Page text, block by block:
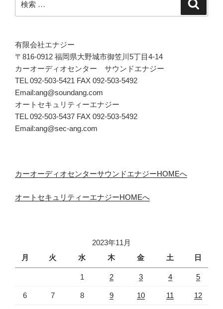
索:
有限会社エナジー
〒816-0912 福岡県大野城市御笠川5丁目4-14
カーオーディオセンター サウンドエナジー
TEL 092-503-5421 FAX 092-503-5492
Email:ang@soundang.com
オートセキュリティーエナジー
TEL 092-503-5437 FAX 092-503-5492
Email:ang@sec-ang.com
カーオーディオセンターサウンドエナジーHOMEへ
オートセキュリティーエナジーHOMEへ
2023年11月
月
火 水 木 金 土 日
1 2 3 4 5
6 7 8 9 10 11 12